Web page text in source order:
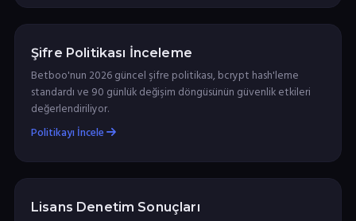
Şifre Politikası İnceleme
Betboo'nun 2026 güncel şifre politikası, bcrypt hash'leme
standardı ve 90 günlük değişim döngüsünün güvenlik etkileri
değerlendiriliyor.
Politikayı İncele
Lisans Denetim Sonuçları